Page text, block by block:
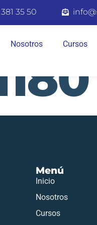
35 50
Nosotros Cursos
Menú
Inicio
Nosotros
Cursos